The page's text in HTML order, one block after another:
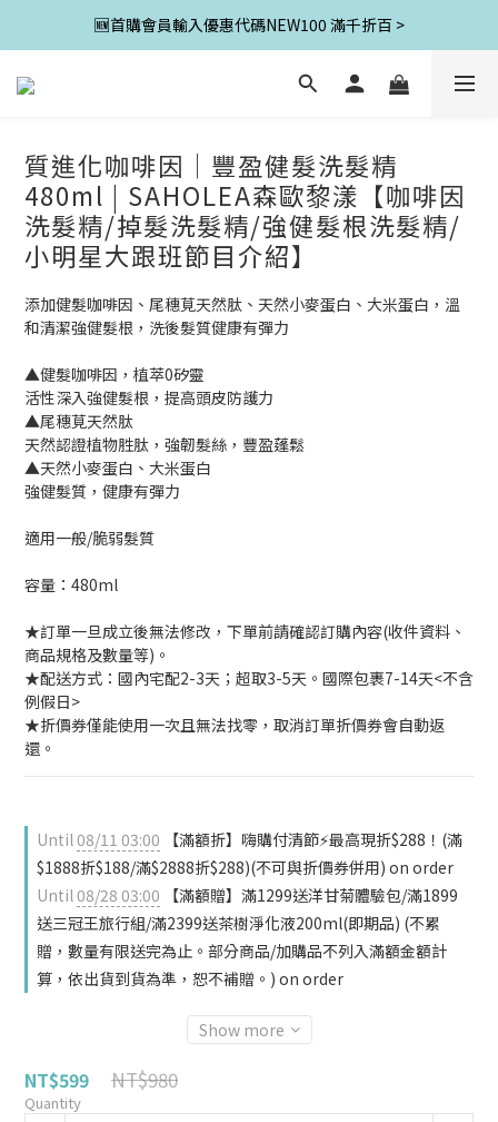
🆕首購會員輸入優惠代碼NEW100 滿千折百 >
質進化咖啡因│豐盈健髮洗髮精
480ml | SAHOLEA森歐黎漾【咖啡因
洗髮精/掉髮洗髮精/強健髮根洗髮精/
小明星大跟班節目介紹】
添加健髮咖啡因、尾穗莧天然肽、天然小麥蛋白、大米蛋白，溫
和清潔強健髮根，洗後髮質健康有彈力
▲健髮咖啡因，植萃0矽靈
活性深入強健髮根，提高頭皮防護力
▲尾穗莧天然肽
天然認證植物胜肽，強韌髮絲，豐盈蓬鬆
▲天然小麥蛋白、大米蛋白
強健髮質，健康有彈力
適用一般/脆弱髮質
容量：480ml
★訂單一旦成立後無法修改，下單前請確認訂購內容(收件資料、
商品規格及數量等)。
★配送方式：國內宅配2-3天；超取3-5天。國際包裹7-14天<不含
例假日>
★折價券僅能使用一次且無法找零，取消訂單折價券會自動返
還。
Until08/11 03:00 【滿額折】嗨購付清節⚡最高現折$288！(滿
$1888折$188/滿$2888折$288)(不可與折價券併用) on order
Until08/28 03:00 【滿額贈】滿1299送洋甘菊體驗包/滿1899
送三冠王旅行組/滿2399送茶樹淨化液200ml(即期品) (不累
贈，數量有限送完為止。部分商品/加購品不列入滿額金額計
算，依出貨到貨為準，恕不補贈。) on order
Show more
NT$599 NT$980
Quantity